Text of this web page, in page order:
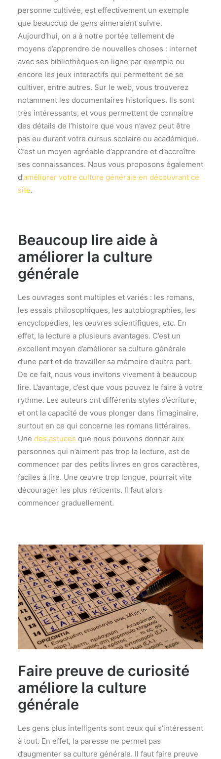
personne cultivée, est effectivement un exemple
que beaucoup de gens aimeraient suivre.
Aujourd’hui, on a à notre portée tellement de
moyens d’apprendre de nouvelles choses : internet
avec ses bibliothèques en ligne par exemple ou
encore les jeux interactifs qui permettent de se
cultiver, entre autres. Sur le web, vous trouverez
notamment les documentaires historiques. Ils sont
très intéressants, et vous permettent de connaitre
des détails de l’histoire que vous n’avez peut être
pas eu durant votre cursus scolaire ou académique.
C’est un moyen agréable d’apprendre et d’accroître
ses connaissances. Nous vous proposons également
d’améliorer votre culture générale en découvrant ce
site.
Beaucoup lire aide à
améliorer la culture
générale
Les ouvrages sont multiples et variés : les romans,
les essais philosophiques, les autobiographies, les
encyclopédies, les œuvres scientifiques, etc. En
effet, la lecture a plusieurs avantages. C’est un
excellent moyen d’améliorer sa culture générale
d’une part et de travailler sa mémoire d’autre part.
De ce fait, nous vous invitons vivement à beaucoup
lire. L’avantage, c’est que vous pouvez le faire à votre
rythme. Les auteurs ont différents styles d’écriture,
et ont la capacité de vous plonger dans l’imaginaire,
surtout en ce qui concerne les romans littéraires.
Une des astuces que nous pouvons donner aux
personnes qui n’aiment pas trop la lecture, est de
commencer par des petits livres en gros caractères,
faciles à lire. Une œuvre trop longue, pourrait vite
décourager les plus réticents. Il faut alors
commencer graduellement.
Faire preuve de curiosité
améliore la culture
générale
Les gens plus intelligents sont ceux qui s’intéressent
à tout. En effet, la paresse ne permet pas
d’augmenter sa culture générale. Il faut faire preuve